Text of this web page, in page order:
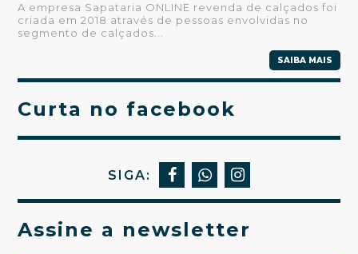
A empresa Sapataria ONLINE revenda de calçados foi
criada em 2018 através de pessoas envolvidas no
segmento de calçados...
SAIBA MAIS
Curta no facebook
SIGA:
Assine a newsletter